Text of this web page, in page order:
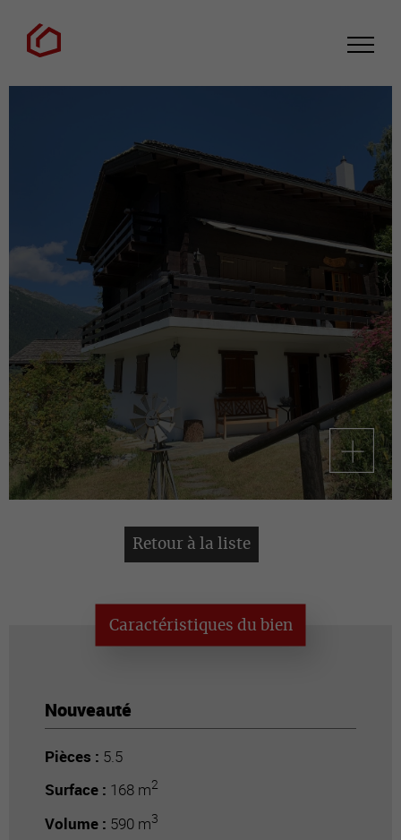
Retour à la liste
Caractéristiques du bien
Nouveauté
Pièces : 5.5
Surface : 168 m2
Volume : 590 m3